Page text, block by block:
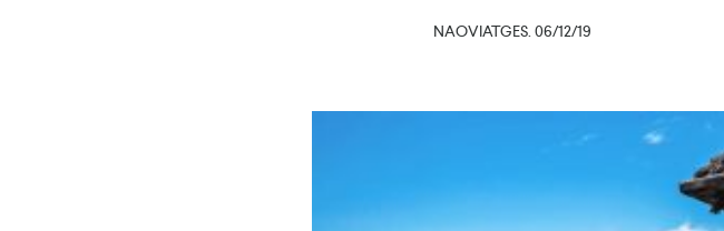
NAOVIATGES. 06/12/19